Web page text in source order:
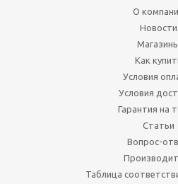
О
Новости
Как
Условия
Условия
Гарантия на
Статьи
Вопрос-
Таблица